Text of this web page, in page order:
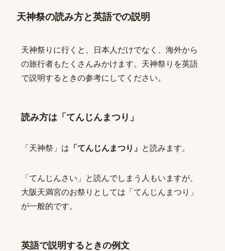
天神祭の読み方と英語での説明
天神祭りに行くと、日本人だけでなく、海外から
の旅行者もたくさんみかけます。天神祭りを英語
で説明するときの参考にしてください。
読み方は「てんじんまつり」
「天神祭」は 「てんじんまつり」 と読みます。
「てんじんさい」と読んでしまう人もいますが、
大阪天満宮のお祭りとしては「てんじんまつり」
が一般的です。
英語で説明するときの例文